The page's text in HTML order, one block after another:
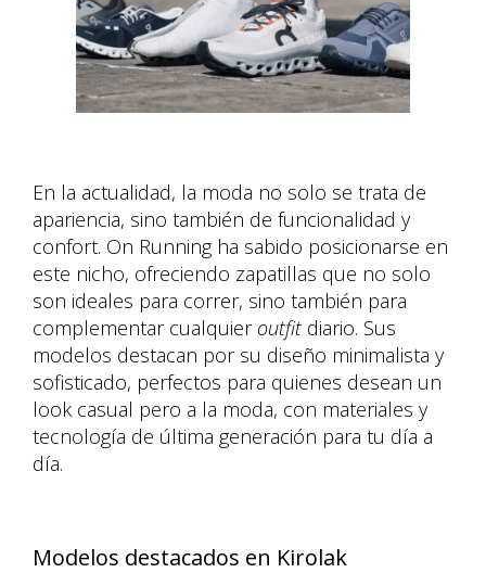
En la actualidad, la moda no solo se trata de
apariencia, sino también de funcionalidad y
confort. On Running ha sabido posicionarse en
este nicho, ofreciendo zapatillas que no solo
son ideales para correr, sino también para
complementar cualquier outfit diario. Sus
modelos destacan por su diseño minimalista y
sofisticado, perfectos para quienes desean un
look casual pero a la moda, con materiales y
tecnología de última generación para tu día a
día.
Modelos destacados en Kirolak